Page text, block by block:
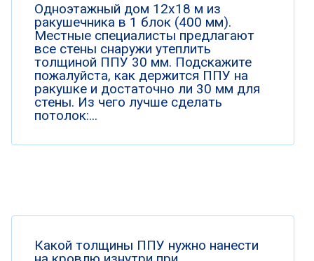
Одноэтажный дом 12х18 м из
ракушечника в 1 блок (400 мм).
Местные специалисты предлагают
все стены снаружи утеплить
толщиной ППУ 30 мм. Подскажите
пожалуйста, как держится ППУ на
ракушке и достаточно ли 30 мм для
стены. Из чего лучше сделать
потолок:...
Какой толщины ППУ нужно нанести